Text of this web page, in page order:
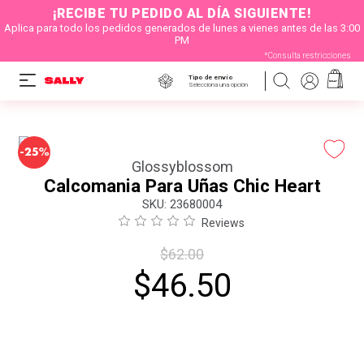
¡RECIBE TU PEDIDO AL DÍA SIGUIENTE!
Aplica para todo los pedidos generados de lunes a vienes antes de las 3:00
PM
*Consulta restricciones
Tipo de envío
Selecciona una opción
-25%
Glossyblossom
Calcomania Para Uñas Chic Heart
: 23680004
Reviews
$62.00
$46.50